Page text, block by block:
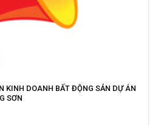
KINH DOANH BẤT ĐỘNG SẢN DỰ ÁN
SƠN